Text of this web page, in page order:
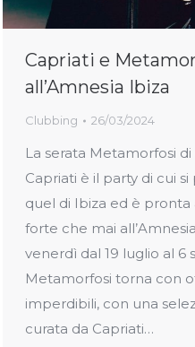
Capriati e
all’Amnesia Ibiza
Clubbing 26/03/2024
La serata Metamorfosi
Capriati è il party di cui si
quel di Ibiza ed è pronta
forte che mai
venerdì dal 19 luglio al
Metamorfosi torna con
imperdibili, con una
curata da Capriati…